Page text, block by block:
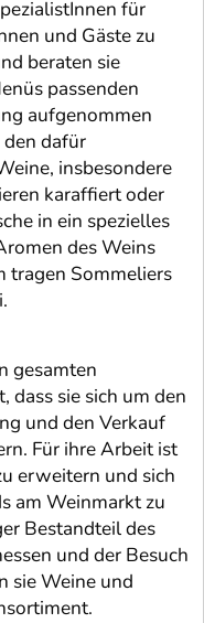
für
und Gäste zu
beraten sie
passenden
aufgenommen
den dafür
insbesondere
karaffiert oder
in ein spezielles
des Weins
tragen Sommeliers
gesamten
dass sie sich um den
und den Verkauf
Für ihre Arbeit ist
erweitern und sich
am Weinmarkt zu
Bestandteil des
und der Besuch
sie Weine und